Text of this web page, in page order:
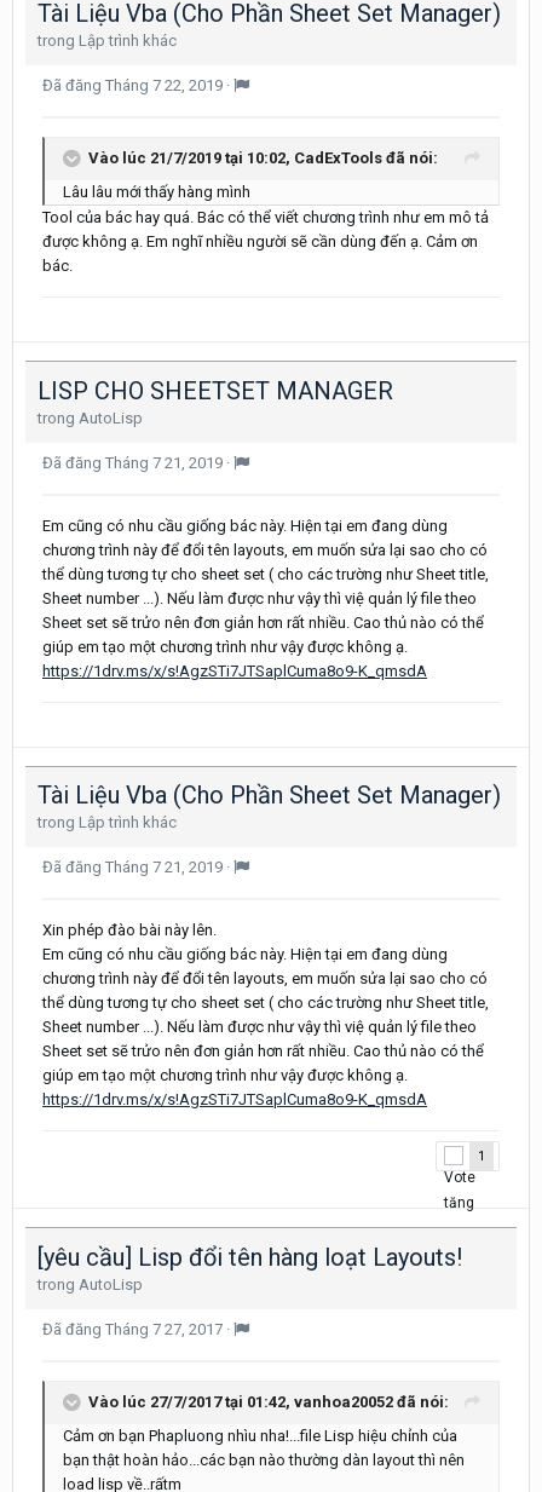
Tài Liệu Vba (Cho Phần Sheet Set Manager)
trong Lập trình khác
Đã đăng Tháng 7 22, 2019 ·
Vào lúc 21/7/2019 tại 10:02, CadExTools đã nói:
Lâu lâu mới thấy hàng mình
Tool của bác hay quá. Bác có thể viết chương trình như em mô tả
được không ạ. Em nghĩ nhiều người sẽ cần dùng đến ạ. Cảm ơn
bác.
LISP CHO SHEETSET MANAGER
trong AutoLisp
Đã đăng Tháng 7 21, 2019 ·
Em cũng có nhu cầu giống bác này. Hiện tại em đang dùng
chương trình này để đổi tên layouts, em muốn sửa lại sao cho có
thể dùng tương tự cho sheet set ( cho các trường như Sheet title,
Sheet number ...). Nếu làm được như vậy thì việ quản lý file theo
Sheet set sẽ trửo nên đơn giản hơn rất nhiều. Cao thủ nào có thể
giúp em tạo một chương trình như vậy được không ạ.
https://1drv.ms/x/s!AgzSTi7JTSaplCuma8o9-K_qmsdA
Tài Liệu Vba (Cho Phần Sheet Set Manager)
trong Lập trình khác
Đã đăng Tháng 7 21, 2019 ·
Xin phép đào bài này lên.
Em cũng có nhu cầu giống bác này. Hiện tại em đang dùng
chương trình này để đổi tên layouts, em muốn sửa lại sao cho có
thể dùng tương tự cho sheet set ( cho các trường như Sheet title,
Sheet number ...). Nếu làm được như vậy thì việ quản lý file theo
Sheet set sẽ trửo nên đơn giản hơn rất nhiều. Cao thủ nào có thể
giúp em tạo một chương trình như vậy được không ạ.
https://1drv.ms/x/s!AgzSTi7JTSaplCuma8o9-K_qmsdA
1
[yêu cầu] Lisp đổi tên hàng loạt Layouts!
trong AutoLisp
Đã đăng Tháng 7 27, 2017 ·
Vào lúc 27/7/2017 tại 01:42, vanhoa20052 đã nói:
Cảm ơn bạn Phapluong nhìu nha!...file Lisp hiệu chỉnh của
bạn thật hoàn hảo...các bạn nào thường dàn layout thì nên
load lisp về..rấtm